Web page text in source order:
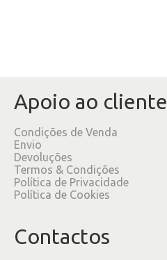
Apoio ao cliente
Condições de Venda
Envio
Devoluções
Termos & Condições
Política de Privacidade
Política de Cookies
Contactos